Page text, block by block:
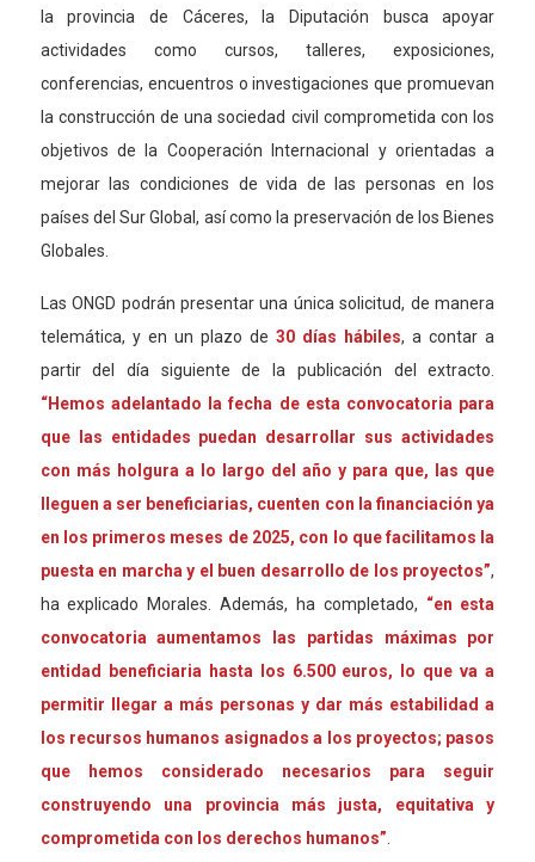
la provincia de Cáceres, la Diputación busca apoyar
actividades como cursos, talleres, exposiciones,
conferencias, encuentros o investigaciones que promuevan
la construcción de una sociedad civil comprometida con los
objetivos de la Cooperación Internacional y orientadas a
mejorar las condiciones de vida de las personas en los
países del Sur Global, así como la preservación de los Bienes
Globales.
Las ONGD podrán presentar una única solicitud, de manera
telemática, y en un plazo de30 días hábiles, a contar a
partir del día siguiente de la publicación del extracto.
“Hemos adelantado la fecha de esta convocatoria para
que las entidades puedan desarrollar sus actividades
con más holgura a lo largo del año y para que, las que
lleguen a ser beneficiarias, cuenten con la financiación ya
en los primeros meses de 2025, con lo que facilitamos la
puesta en marcha y el buen desarrollo de los proyectos”,
ha explicado Morales. Además, ha completado, “en esta
convocatoria aumentamos las partidas máximas por
entidad beneficiaria hasta los 6.500 euros, lo que va a
permitir llegar a más personas y dar más estabilidad a
los recursos humanos asignados a los proyectos; pasos
que hemos considerado necesarios para seguir
construyendo una provincia más justa, equitativa y
comprometida con los derechos humanos”